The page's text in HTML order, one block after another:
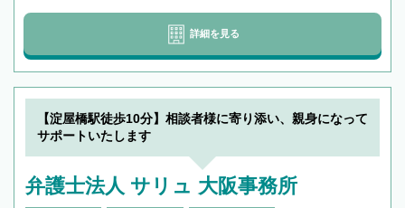
詳細を見る
【淀屋橋駅徒歩10分】相談者様に寄り添い、親身になって
サポートいたします
弁護士法人 サリュ 大阪事務所